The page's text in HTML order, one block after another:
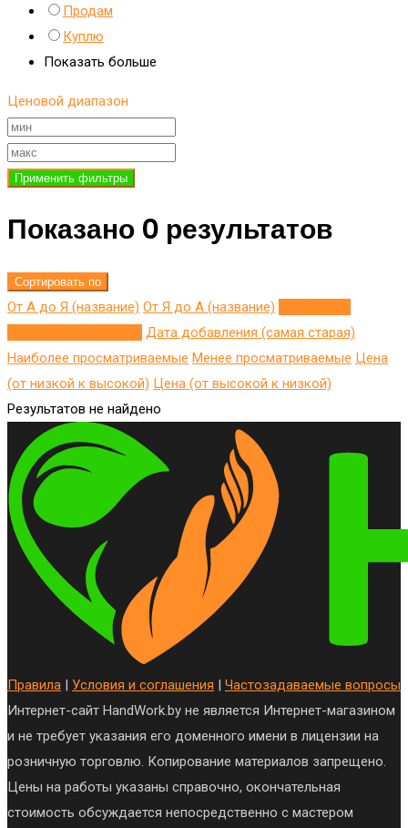
Продам
Куплю
Показать больше
Ценовой диапазон
Применить фильтры
Показано 0 результатов
Сортировать по
От А до Я (название) От Я до A (название)
Дата добавления (самая старая)
Наиболее просматриваемые Менее просматриваемые Цена
(от низкой к высокой) Цена (от высокой к низкой)
Результатов не найдено
Правила | Условия и соглашения | Частозадаваемые вопросы
Интернет-сайт HandWork.by не является Интернет-магазином
и не требует указания его доменного имени в лицензии на
розничную торговлю. Копирование материалов запрещено.
Цены на работы указаны справочно, окончательная
стоимость обсуждается непосредственно с мастером